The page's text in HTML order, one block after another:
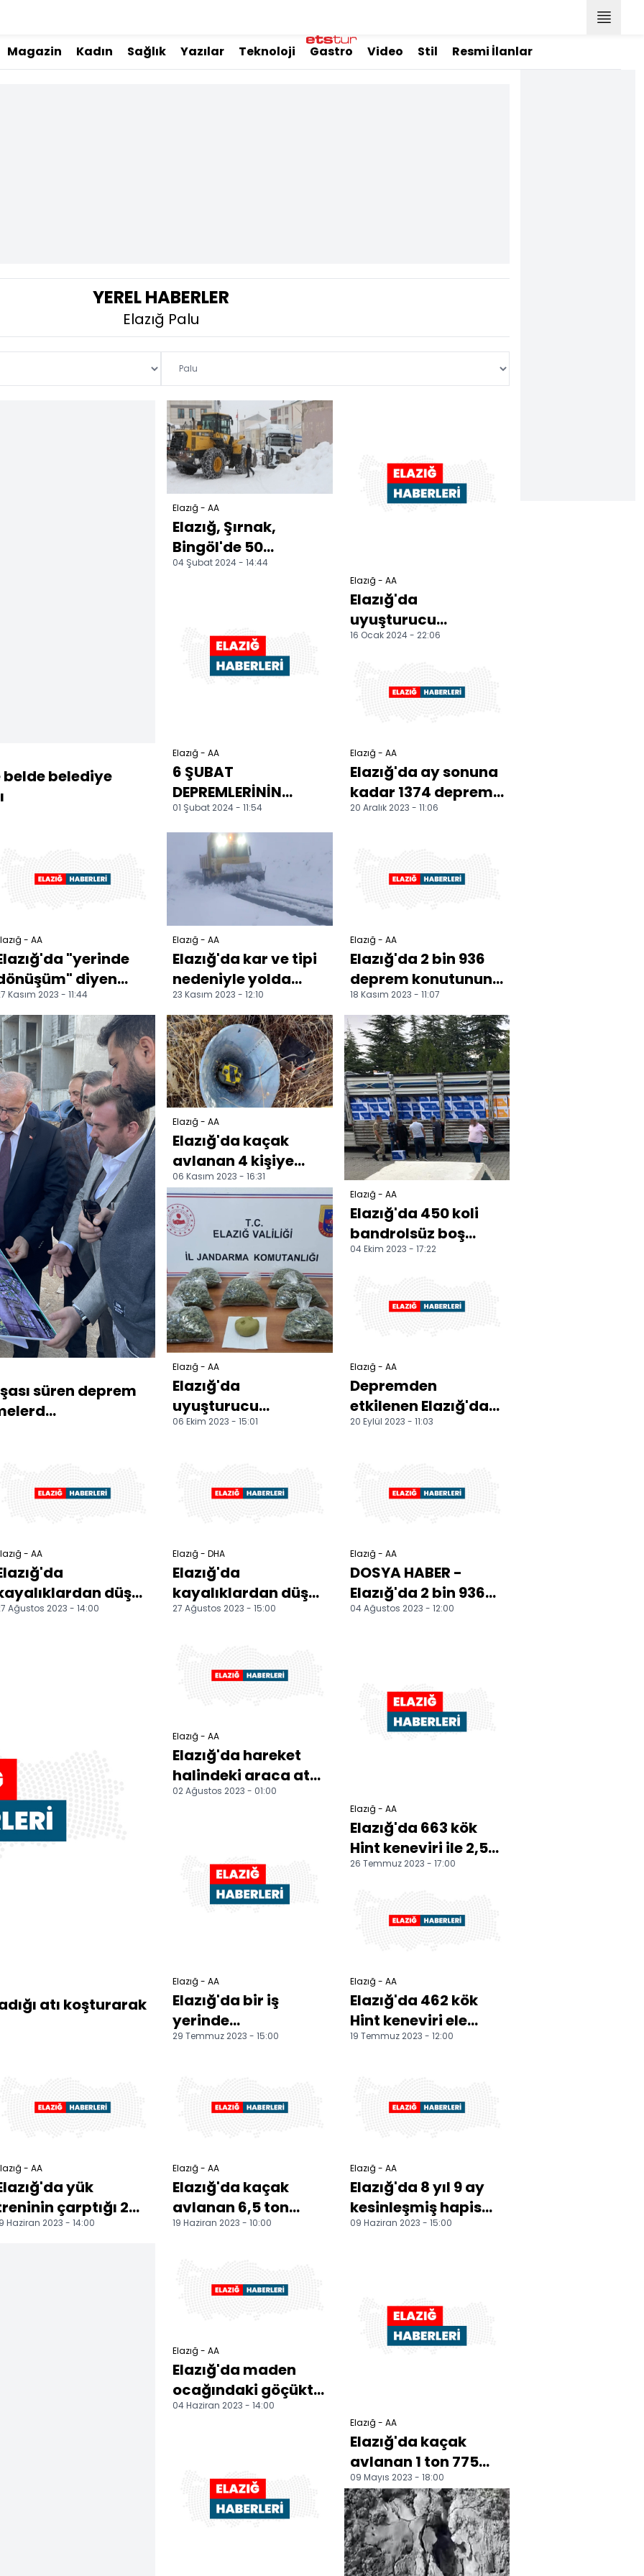
Magazin Kadın Sağlık Yazılar Teknoloji Gastro Video Stil Resmi İlanlar
YEREL HABERLER
Elazığ Palu
belde belediye
Elazığ - AA
Elazığ, Şırnak,
Bingöl'de 50
yerleşim yerine
04 Şubat 2024 - 14:44
Elazığ - AA
6 ŞUBAT
DEPREMLERİNİN
BİRİNCİ YILI -
Elazığ'da 2 bin 255
deprem konutu
şuba...
01 Şubat 2024 - 11:54
Elazığ - AA
Elazığ'da
uyuşturucu
operasyonunda 28
16 Ocak 2024 - 22:06
Elazığ - AA
Elazığ'da ay sonuna
kadar 1374 deprem
konutu
20 Aralık 2023 - 11:06
- AA
"yerinde
diyen
inşasına
Kasım 2023 - 11:44
Elazığ - AA
Elazığ'da kar ve tipi
nedeniyle yolda
kalan araçlar
kurtarıldı
23 Kasım 2023 - 12:10
Elazığ - AA
Elazığ'da 2 bin 936
deprem konutunun
inşası etap etap
ilerliyor
18 Kasım 2023 - 11:07
süren deprem
Elazığ - AA
Elazığ'da kaçak
avlanan 4 kişiye
para cezası
06 Kasım 2023 - 16:31
Elazığ - AA
Elazığ'da
uyuşturucu
operasyonunda
06 Ekim 2023 - 15:01
Elazığ - AA
Elazığ'da 450 koli
bandrolsüz boş
makaron ele
04 Ekim 2023 - 17:22
Elazığ - AA
Depremden
etkilenen Elazığ'da
kalıcı konutlar
20 Eylül 2023 - 11:03
- AA
düşen
öldü
Ağustos 2023 - 14:00
Elazığ - DHA
Elazığ'da
kayalıklardan düşen
güvenlik korucusu
27 Ağustos 2023 - 15:00
Elazığ - AA
DOSYA HABER -
Elazığ'da 2 bin 936
deprem konutunun
04 Ağustos 2023 - 12:00
atı koşturarak
Elazığ - AA
Elazığ'da hareket
halindeki araca at
bağlayan kişiye
02 Ağustos 2023 - 01:00
Elazığ - AA
Elazığ'da bir iş
yerinde
buzdolabının
29 Temmuz 2023 - 15:00
Elazığ - AA
Elazığ'da 663 kök
Hint keneviri ile 2,5
kilogram esrar ele
26 Temmuz 2023 - 17:00
Elazığ - AA
Elazığ'da 462 kök
Hint keneviri ele
geçirildi
19 Temmuz 2023 - 12:00
- AA
yük
çarptığı 2
yaralandı
Haziran 2023 - 14:00
Elazığ - AA
Elazığ'da kaçak
avlanan 6,5 ton
balık ele geçirildi
19 Haziran 2023 - 10:00
Elazığ - AA
Elazığ'da 8 yıl 9 ay
kesinleşmiş hapis
cezası bulunan firari
09 Haziran 2023 - 15:00
Elazığ - AA
Elazığ'da maden
ocağındaki göçükte
1 işçi öldü, 1 işçi
04 Haziran 2023 - 14:00
Elazığ - AA
Elazığ'da kaçak
avlanan 1 ton 775
kilo balık ele
geçirildi
09 Mayıs 2023 - 18:00